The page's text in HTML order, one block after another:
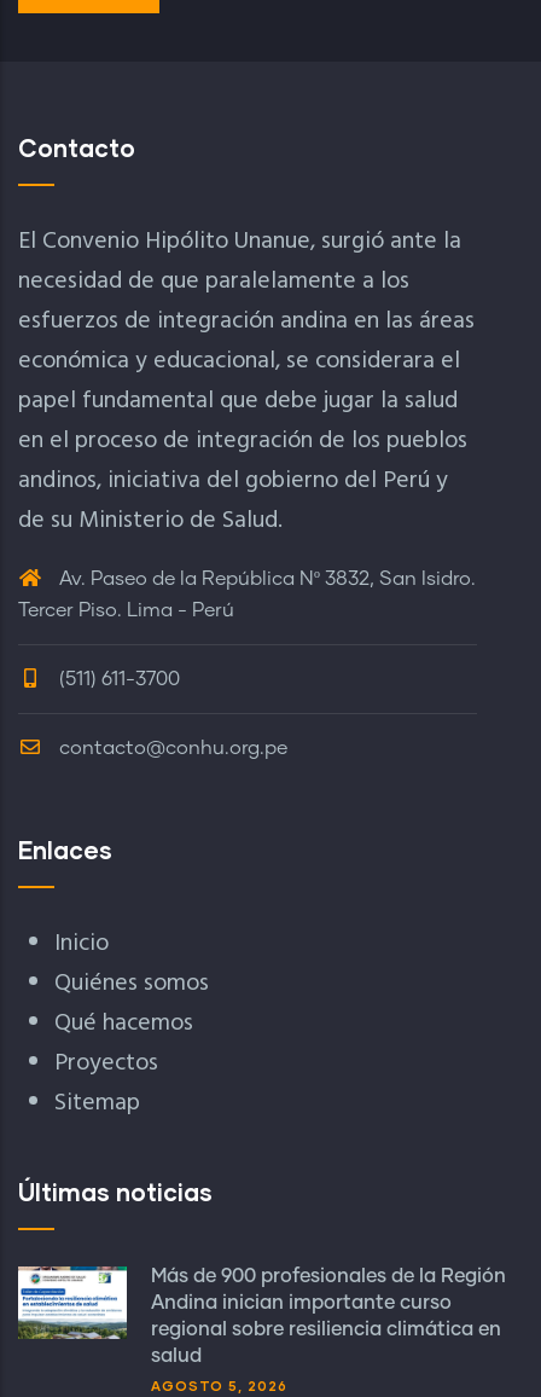
Contacto
El Convenio Hipólito Unanue, surgió ante la
necesidad de que paralelamente a los
esfuerzos de integración andina en las áreas
económica y educacional, se considerara el
papel fundamental que debe jugar la salud
en el proceso de integración de los pueblos
andinos, iniciativa del gobierno del Perú y
de su Ministerio de Salud.
Av. Paseo de la República Nº 3832, San Isidro.
Tercer Piso. Lima - Perú
(511) 611-3700
contacto@conhu.org.pe
Enlaces
Inicio
Quiénes somos
Qué hacemos
Proyectos
Sitemap
Últimas noticias
Más de 900 profesionales de la Región
Andina inician importante curso
regional sobre resiliencia climática en
salud
AGOSTO 5, 2026